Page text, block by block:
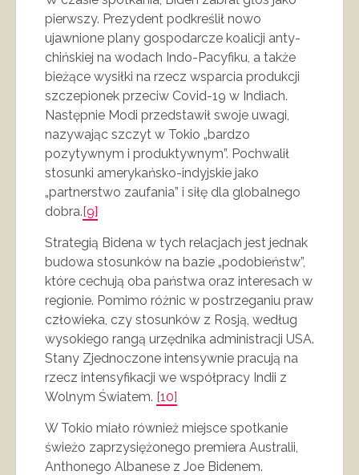
pierwszy. Prezydent podkreślił nowo
ujawnione plany gospodarcze koalicji anty-
chińskiej na wodach Indo-Pacyfiku, a także
bieżące wysiłki na rzecz wsparcia produkcji
szczepionek przeciw Covid-19 w Indiach.
Następnie Modi przedstawił swoje uwagi,
nazywając szczyt w Tokio „bardzo
pozytywnym i produktywnym”. Pochwalił
stosunki amerykańsko-indyjskie jako
„partnerstwo zaufania” i siłę dla globalnego
dobra.[9]
Strategią Bidena w tych relacjach jest jednak
budowa stosunków na bazie „podobieństw”,
które cechują oba państwa oraz interesach w
regionie. Pomimo różnic w postrzeganiu praw
człowieka, czy stosunków z Rosją, według
wysokiego rangą urzędnika administracji USA.
Stany Zjednoczone intensywnie pracują na
rzecz intensyfikacji we współpracy Indii z
Wolnym Światem. [10]
W Tokio miało również miejsce spotkanie
świeżo zaprzysiężonego premiera Australii,
Anthonego Albanese z Joe Bidenem.